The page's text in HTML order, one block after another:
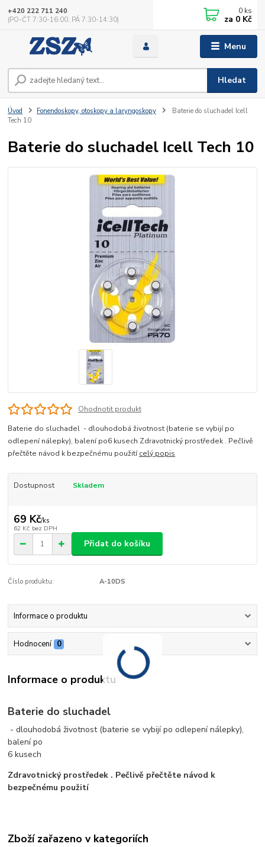
Menu
Hledat
+420 222 711 240
(PO-ČT 7:30-16:00, PÁ 7:30-14:30)
0 ks
za 0 Kč
Úvod Fonendoskopy, otoskopy a laryngoskopy
Baterie do sluchadel Icell
Tech 10
Baterie do sluchadel Icell Tech 10
Ohodnotit produkt
Baterie do sluchadel - dlouhodobá životnost (baterie se vybijí po
odlepení nálepky), balení po6 kusech Zdravotnický prostředek . Pečlivě
přečtěte návod k bezpečnému použitícelý popis
Dostupnost Skladem
69 Kč/ks
62 Kč bez DPH
Přidat do košíku
Číslo produktu: A-10DS
Informace o produktu
Hodnocení 0
Informace o produktu
Baterie do sluchadel
- dlouhodobá životnost (baterie se vybijí po odlepení nálepky),
balení po
6 kusech
Zdravotnický prostředek . Pečlivě přečtěte návod k
bezpečnému použití
Zboží zařazeno v kategoriích